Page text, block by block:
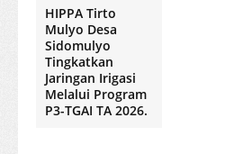
HIPPA Tirto
Mulyo Desa
Sidomulyo
Tingkatkan
Jaringan Irigasi
Melalui Program
P3-TGAI TA 2026.